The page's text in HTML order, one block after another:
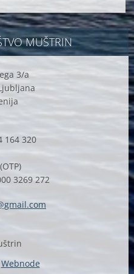
MUŠTRIN
3/a
164 320
3269 272
.com
Webnode